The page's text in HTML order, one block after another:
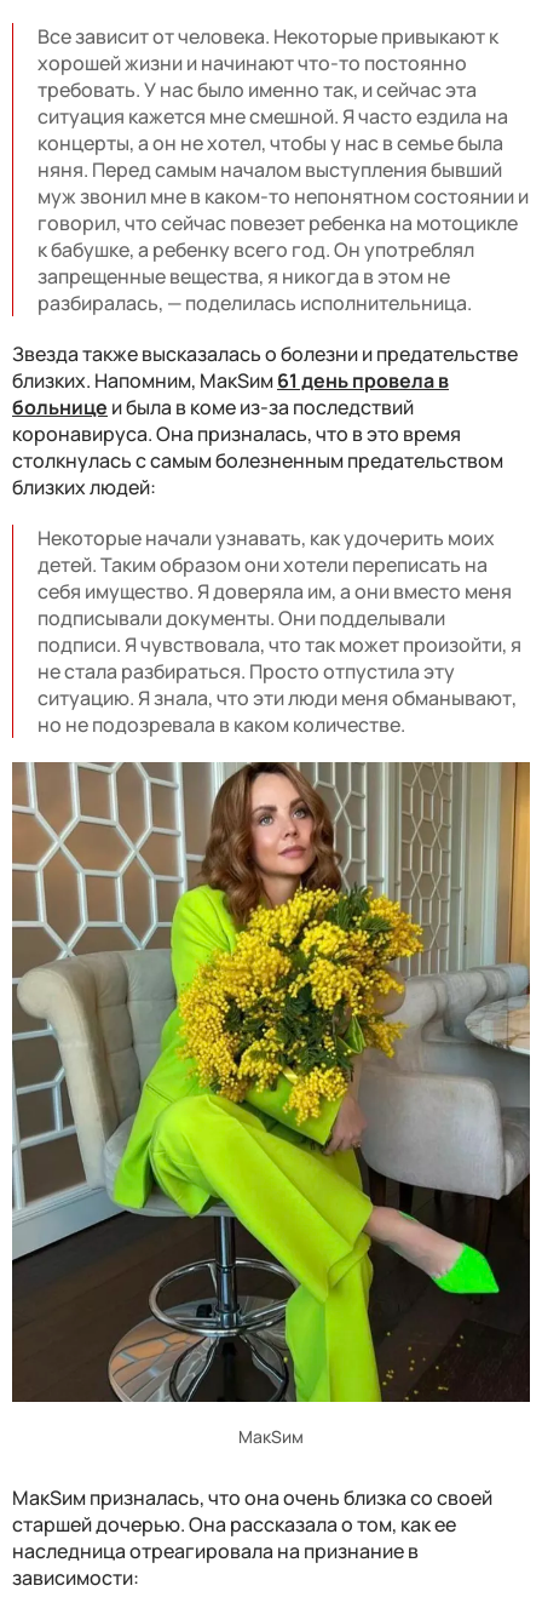
Все зависит от человека. Некоторые привыкают к
хорошей жизни и начинают что-то постоянно
требовать. У нас было именно так, и сейчас эта
ситуация кажется мне смешной. Я часто ездила на
концерты, а он не хотел, чтобы у нас в семье была
няня. Перед самым началом выступления бывший
муж звонил мне в каком-то непонятном состоянии и
говорил, что сейчас повезет ребенка на мотоцикле
к бабушке, а ребенку всего год. Он употреблял
запрещенные вещества, я никогда в этом не
разбиралась, — поделилась исполнительница.
Звезда также высказалась о болезни и предательстве
близких. Напомним, МакSим61 день провела в
больнице и была в коме из-за последствий
коронавируса. Она призналась, что в это время
столкнулась с самым болезненным предательством
близких людей:
Некоторые начали узнавать, как удочерить моих
детей. Таким образом они хотели переписать на
себя имущество. Я доверяла им, а они вместо меня
подписывали документы. Они подделывали
подписи. Я чувствовала, что так может произойти, я
не стала разбираться. Просто отпустила эту
ситуацию. Я знала, что эти люди меня обманывают,
но не подозревала в каком количестве.
МакSим
МакSим призналась, что она очень близка со своей
старшей дочерью. Она рассказала о том, как ее
наследница отреагировала на признание в
зависимости: